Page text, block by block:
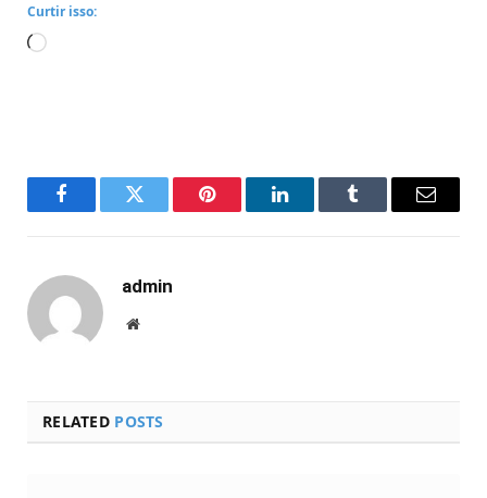
Curtir isso:
Carregando...
FacebookTwitter Pinterest LinkedInTumblr Email
admin
Website
RELATED POSTS